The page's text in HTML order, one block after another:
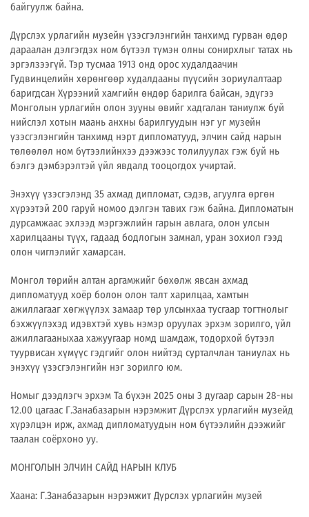
байгуулж байна.
Дүрслэх урлагийн музейн үзэсгэлэнгийн танхимд гурван өдөр
дараалан дэлгэгдэх ном бүтээл түмэн олны сонирхлыг татах нь
эргэлзээгүй. Тэр тусмаа 1913 онд орос худалдаачин
Гудвинцелийн хөрөнгөөр худалдааны пүүсийн зориулалтаар
баригдсан Хүрээний хамгийн өндөр барилга байсан, эдүгээ
Монголын урлагийн олон зууны өвийг хадгалан таниулж буй
нийслэл хотын маань анхны барилгуудын нэг уг музейн
үзэсгэлэнгийн танхимд нэрт дипломатууд, элчин сайд нарын
төлөөлөл ном бүтээлийнхээ дээжээс толилуулах гэж буй нь
бэлгэ дэмбэрэлтэй үйл явдалд тооцогдох учиртай.
Энэхүү үзэсгэлэнд 35 ахмад дипломат, сэдэв, агуулга өргөн
хүрээтэй 200 гаруй номоо дэлгэн тавих гэж байна. Дипломатын
дурсамжаас эхлээд мэргэжлийн гарын авлага, олон улсын
харилцааны түүх, гадаад бодлогын замнал, уран зохиол гээд
олон чиглэлийг хамарсан.
Монгол төрийн алтан аргамжийг бөхөлж явсан ахмад
дипломатууд хоёр болон олон талт харилцаа, хамтын
ажиллагааг хөгжүүлэх замаар төр улсынхаа тусгаар тогтнолыг
бэхжүүлэхэд идэвхтэй хувь нэмэр оруулах эрхэм зорилго, үйл
ажиллагааныхаа хажуугаар номд шамдаж, тодорхой бүтээл
туурвисан хүмүүс гэдгийг олон нийтэд сурталчлан таниулах нь
энэхүү үзэсгэлэнгийн нэг зорилго юм.
Номыг дээдлэгч эрхэм Та бүхэн 2025 оны 3 дугаар сарын 28-ны
12.00 цагаас Г.Занабазарын нэрэмжит Дүрслэх урлагийн музейд
хүрэлцэн ирж, ахмад дипломатуудын ном бүтээлийн дээжийг
таалан соёрхоно уу.
МОНГОЛЫН ЭЛЧИН САЙД НАРЫН КЛУБ
Хаана: Г.Занабазарын нэрэмжит Дүрслэх урлагийн музей